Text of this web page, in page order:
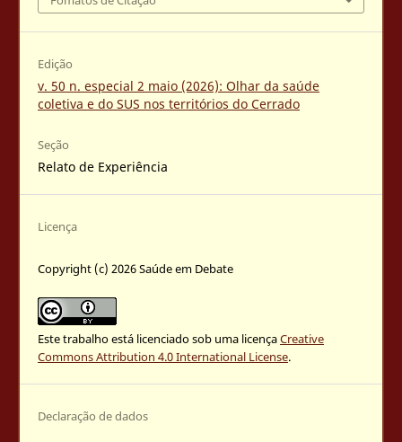
Edição
v. 50 n. especial 2 maio (2026): Olhar da saúde
coletiva e do SUS nos territórios do Cerrado
Seção
Relato de Experiência
Licença
Copyright (c) 2026 Saúde em Debate
Este trabalho está licenciado sob uma licençaCreative
Commons Attribution 4.0 International License.
Declaração de dados